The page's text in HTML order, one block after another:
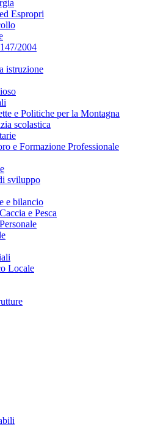
Espropri
2004
istruzione
e Politiche per la Montagna
scolastica
e Formazione Professionale
sviluppo
e bilancio
e Pesca
Locale